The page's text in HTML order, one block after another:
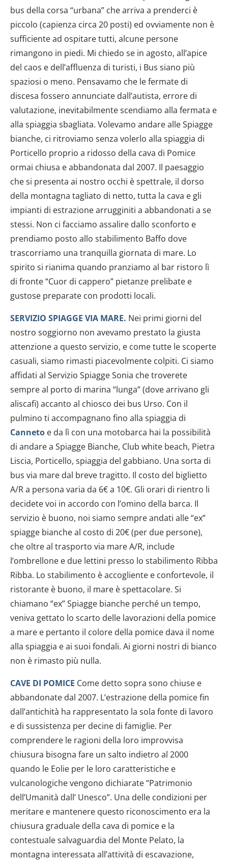
bus della corsa “urbana” che arriva a prenderci è
piccolo (capienza circa 20 posti) ed ovviamente non è
sufficiente ad ospitare tutti, alcune persone
rimangono in piedi. Mi chiedo se in agosto, all’apice
del caos e dell’affluenza di turisti, i Bus siano più
spaziosi o meno. Pensavamo che le fermate di
discesa fossero annunciate dall’autista, errore di
valutazione, inevitabilmente scendiamo alla fermata e
alla spiaggia sbagliata. Volevamo andare alle Spiagge
bianche, ci ritroviamo senza volerlo alla spiaggia di
Porticello proprio a ridosso della cava di Pomice
ormai chiusa e abbandonata dal 2007. Il paesaggio
che si presenta ai nostro occhi è spettrale, il dorso
della montagna tagliato di netto, tutta la cava e gli
impianti di estrazione arrugginiti a abbandonati a se
stessi. Non ci facciamo assalire dallo sconforto e
prendiamo posto allo stabilimento Baffo dove
trascorriamo una tranquilla giornata di mare. Lo
spirito si rianima quando pranziamo al bar ristoro lì
di fronte “Cuor di cappero” pietanze prelibate e
gustose preparate con prodotti locali.
SERVIZIO SPIAGGE VIA MARE. Nei primi giorni del
nostro soggiorno non avevamo prestato la giusta
attenzione a questo servizio, e come tutte le scoperte
casuali, siamo rimasti piacevolmente colpiti. Ci siamo
affidati al Servizio Spiagge Sonia che troverete
sempre al porto di marina “lunga” (dove arrivano gli
aliscafi) accanto al chiosco dei bus Urso. Con il
pulmino ti accompagnano fino alla spiaggia di
Canneto e da lì con una motobarca hai la possibilità
di andare a Spiagge Bianche, Club white beach, Pietra
Liscia, Porticello, spiaggia del gabbiano. Una sorta di
bus via mare dal breve tragitto. Il costo del biglietto
A/R a persona varia da 6€ a 10€. Gli orari di rientro li
decidete voi in accordo con l’omino della barca. Il
servizio è buono, noi siamo sempre andati alle “ex”
spiagge bianche al costo di 20€ (per due persone),
che oltre al trasporto via mare A/R, include
l’ombrellone e due lettini presso lo stabilimento Ribba
Ribba. Lo stabilimento è accogliente e confortevole, il
ristorante è buono, il mare è spettacolare. Si
chiamano “ex” Spiagge bianche perché un tempo,
veniva gettato lo scarto delle lavorazioni della pomice
a mare e pertanto il colore della pomice dava il nome
alla spiaggia e ai suoi fondali. Ai giorni nostri di bianco
non è rimasto più nulla.
CAVE DI POMICE Come detto sopra sono chiuse e
abbandonate dal 2007. L’estrazione della pomice fin
dall’antichità ha rappresentato la sola fonte di lavoro
e di sussistenza per decine di famiglie. Per
comprendere le ragioni della loro improvvisa
chiusura bisogna fare un salto indietro al 2000
quando le Eolie per le loro caratteristiche e
vulcanologiche vengono dichiarate “Patrimonio
dell’Umanità dall’ Unesco”. Una delle condizioni per
meritare e mantenere questo riconoscimento era la
chiusura graduale della cava di pomice e la
contestuale salvaguardia del Monte Pelato, la
montagna interessata all’attività di escavazione,